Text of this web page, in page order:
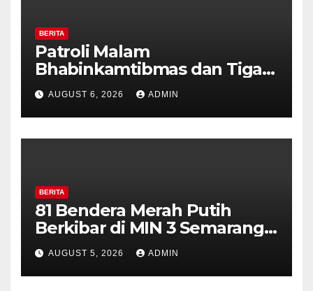
BERITA
Patroli Malam
Bhabinkamtibmas dan Tiga
Pilar Kelurahan Ungaran
Perkuat Kamtibmas, Warga
Diajak Aktifkan Ronda
AUGUST 6, 2026 ADMIN
BERITA
81 Bendera Merah Putih
Berkibar di MIN 3 Semarang,
Bhabinkamtibmas Desa
Timpik Hadiri Peringatan
HUT ke-81 Kemerdekaan RI
AUGUST 5, 2026 ADMIN